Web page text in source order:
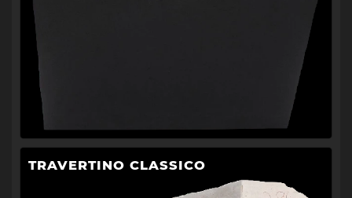
TRAVERTINO CLASSICO